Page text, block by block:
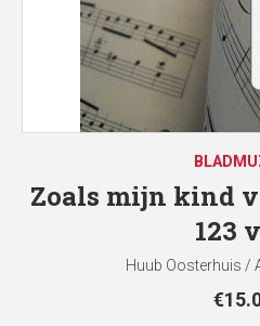
Zoals mijn kind
123
Huub Oosterhuis /
€